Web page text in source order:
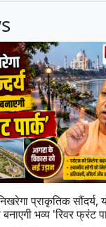
प्राकृतिक सौंदर्य,
भव्य 'रिवर फ्रंट